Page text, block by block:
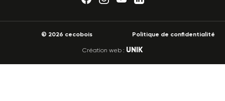
© 2026 cecobois Politique de confidentialité
Création web : UNIK